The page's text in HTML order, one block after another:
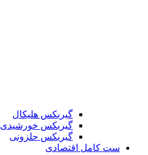
گیربکس هلیکال
گیربکس خورشیدی
گیربکس حلزونی
ست کامل اقتصادی